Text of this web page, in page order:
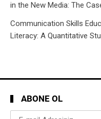
in the New Media: The
Communication Skills
Literacy: A Quantitative
ABONE OL